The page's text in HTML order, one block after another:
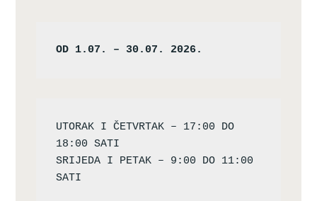
OD 1.07. – 30.07. 2026.
UTORAK I ČETVRTAK – 17:00 DO
18:00 SATI
SRIJEDA I PETAK – 9:00 DO 11:00